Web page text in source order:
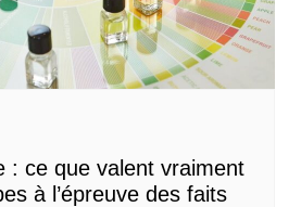
: ce que valent vraiment
à l’épreuve des faits